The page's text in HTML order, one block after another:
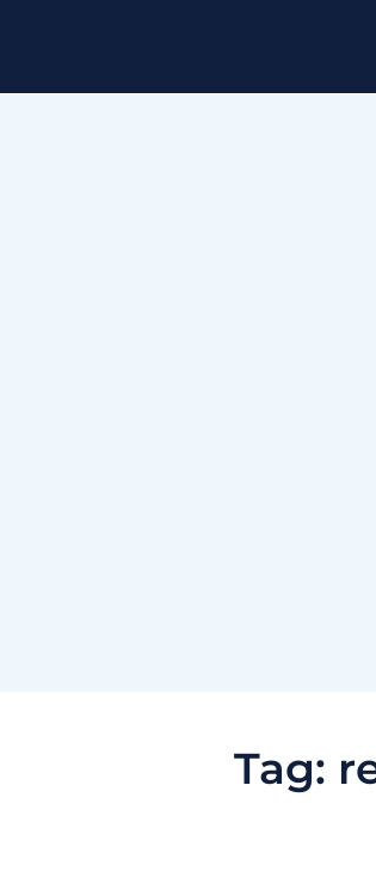
Tag: